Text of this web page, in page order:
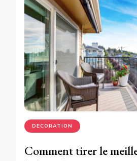
DECORATION
Comment tirer le